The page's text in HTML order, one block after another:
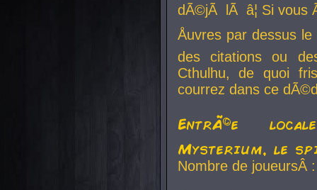
dÃ©jÃ lÃ â¦ Si vous
Åuvres par dessus
des citations ou
Cthulhu, de quoi
courrez dans ce
EntrÃ©e
Mysterium, le
Nombre de